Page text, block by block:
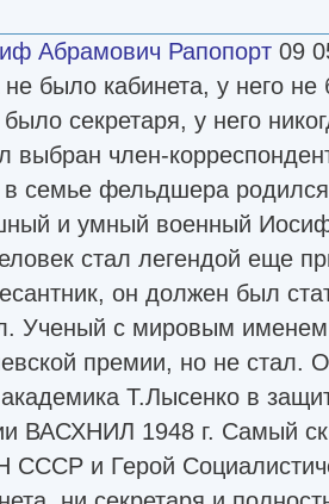
Абрамович Рапопорт 09
не было кабинета, у него
было секретаря, у него
выбран член-
в семье фельдшера
и умный военный
стал легендой еще
он должен был
Ученый с мировым
премии, но не стал.
Т.Лысенко в
ВАСХНИЛ 1948 г. Самый
СССР и Герой